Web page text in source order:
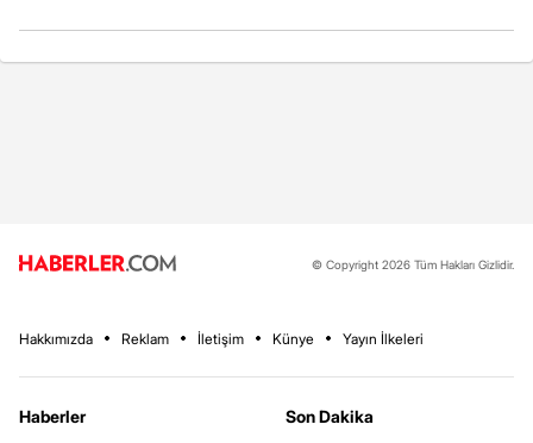
© Copyright 2026 Tüm Hakları Gizlidir.
Hakkımızda Reklam İletişim Künye Yayın İlkeleri
Haberler
Son Dakika